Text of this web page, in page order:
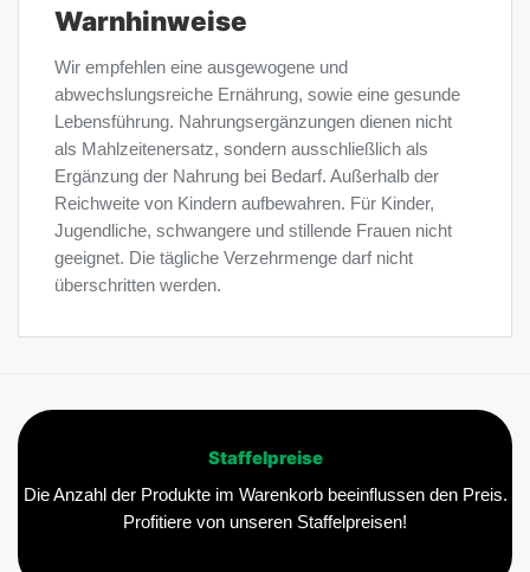
Warnhinweise
Wir empfehlen eine ausgewogene und
abwechslungsreiche Ernährung, sowie eine gesunde
Lebensführung. Nahrungsergänzungen dienen nicht
als Mahlzeitenersatz, sondern ausschließlich als
Ergänzung der Nahrung bei Bedarf. Außerhalb der
Reichweite von Kindern aufbewahren. Für Kinder,
Jugendliche, schwangere und stillende Frauen nicht
geeignet. Die tägliche Verzehrmenge darf nicht
überschritten werden.
Staffelpreise
Die Anzahl der Produkte im Warenkorb beeinflussen den Preis.
Profitiere von unseren Staffelpreisen!